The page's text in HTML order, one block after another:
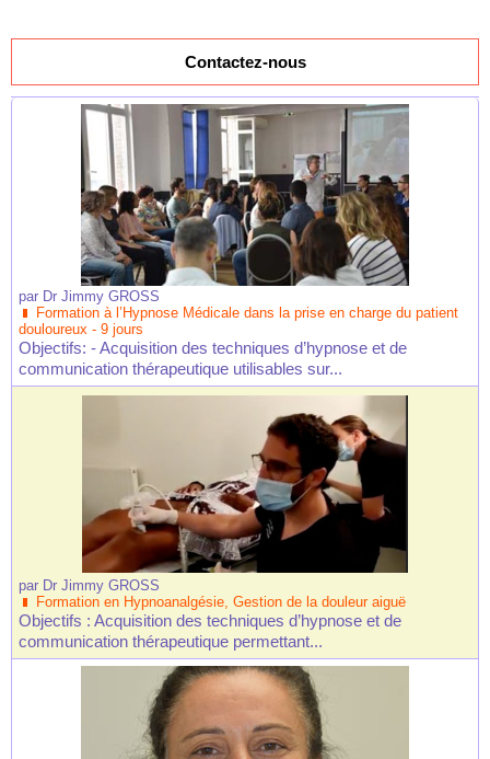
Contactez-nous
par Dr Jimmy GROSS
Formation à l’Hypnose Médicale dans la prise en charge du patient
douloureux - 9 jours
Objectifs: - Acquisition des techniques d’hypnose et de
communication thérapeutique utilisables sur...
par Dr Jimmy GROSS
Formation en Hypnoanalgésie, Gestion de la douleur aiguë
Objectifs : Acquisition des techniques d’hypnose et de
communication thérapeutique permettant...